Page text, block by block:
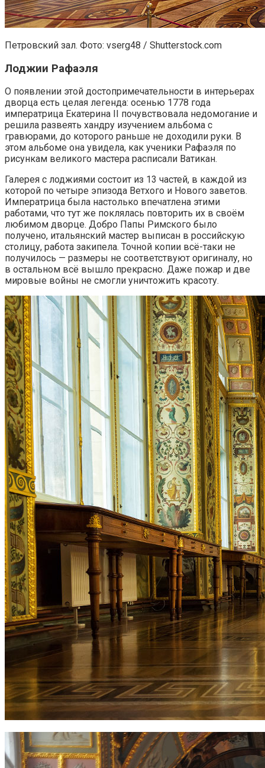
Петровский зал. Фото: vserg48 / Shutterstock.com
Лоджии Рафаэля
О появлении этой достопримечательности в интерьерах
дворца есть целая легенда: осенью 1778 года
императрица Екатерина II почувствовала недомогание и
решила развеять хандру изучением альбома с
гравюрами, до которого раньше не доходили руки. В
этом альбоме она увидела, как ученики Рафаэля по
рисункам великого мастера расписали Ватикан.
Галерея с лоджиями состоит из 13 частей, в каждой из
которой по четыре эпизода Ветхого и Нового заветов.
Императрица была настолько впечатлена этими
работами, что тут же поклялась повторить их в своём
любимом дворце. Добро Папы Римского было
получено, итальянский мастер выписан в российскую
столицу, работа закипела. Точной копии всё-таки не
получилось — размеры не соответствуют оригиналу, но
в остальном всё вышло прекрасно. Даже пожар и две
мировые войны не смогли уничтожить красоту.